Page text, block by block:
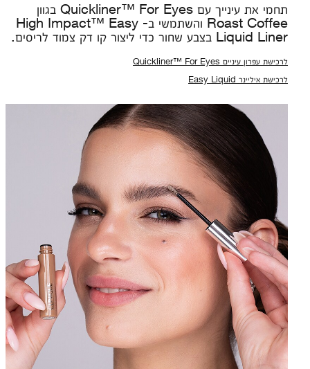
תחמי את עינייך עם Quickliner™ For Eyes בגוון
Roast Coffee והשתמשי ב- High Impact™ Easy
Liquid Liner בצבע שחור כדי ליצור קו דק צמוד לריסים.
לרכישת עפרון עיניים Quickliner™ For Eyes
לרכישת איליינר Easy Liquid